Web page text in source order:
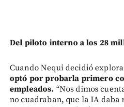
Del piloto interno a los 28
Cuando Nequi decidió
optó por probarla primero
empleados. “Nos dimos
no cuadraban, que la IA daba